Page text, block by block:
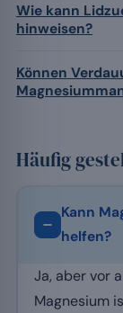
Wie kann
hinweisen?
Können
Häufig
Kann
helfen?
Ja, aber vor
Magnesium